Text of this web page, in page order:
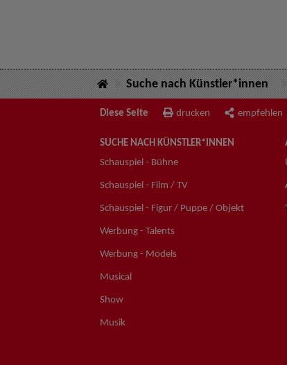
Suche nach Künstler*innen
Diese Seite drucken empfehlen
SUCHE NACH KÜNSTLER*INNEN
Schauspiel - Bühne
Schauspiel - Film / TV
Schauspiel - Figur / Puppe / Objekt
Werbung - Talents
Werbung - Models
Musical
Show
Musik